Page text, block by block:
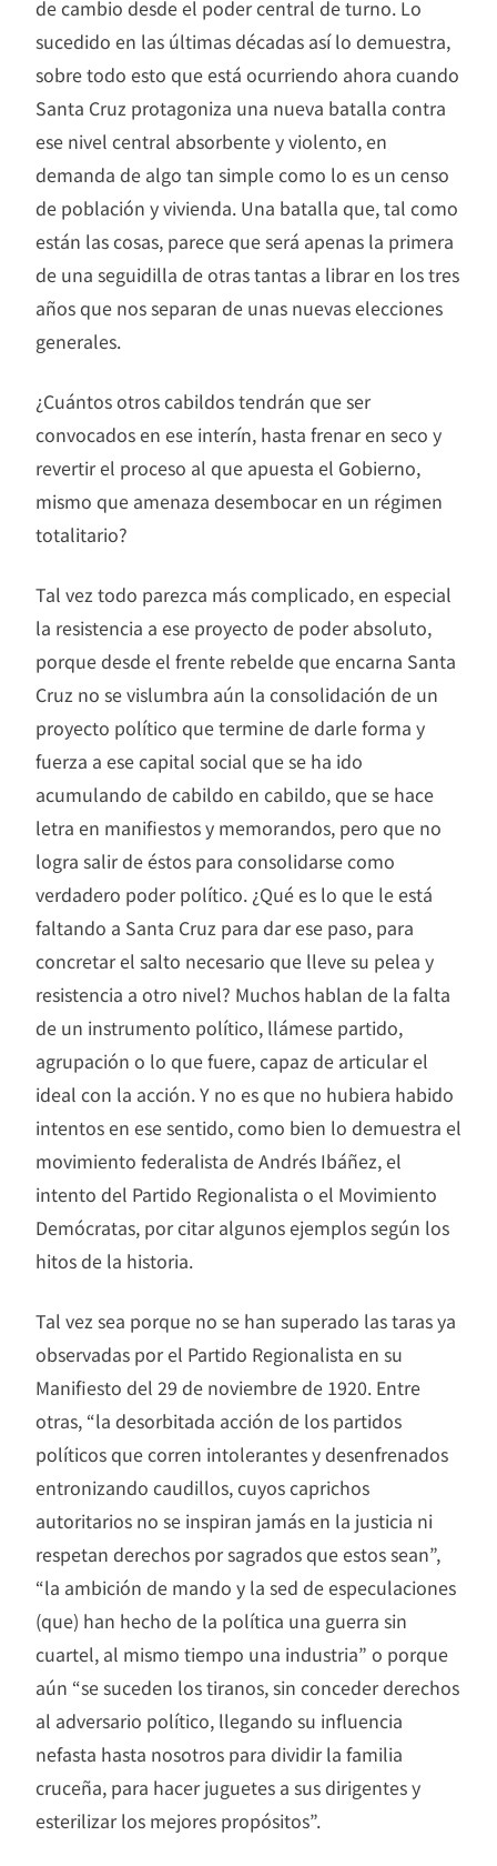
de cambio desde el poder central de turno. Lo
sucedido en las últimas décadas así lo demuestra,
sobre todo esto que está ocurriendo ahora cuando
Santa Cruz protagoniza una nueva batalla contra
ese nivel central absorbente y violento, en
demanda de algo tan simple como lo es un censo
de población y vivienda. Una batalla que, tal como
están las cosas, parece que será apenas la primera
de una seguidilla de otras tantas a librar en los tres
años que nos separan de unas nuevas elecciones
generales.
¿Cuántos otros cabildos tendrán que ser
convocados en ese interín, hasta frenar en seco y
revertir el proceso al que apuesta el Gobierno,
mismo que amenaza desembocar en un régimen
totalitario?
Tal vez todo parezca más complicado, en especial
la resistencia a ese proyecto de poder absoluto,
porque desde el frente rebelde que encarna Santa
Cruz no se vislumbra aún la consolidación de un
proyecto político que termine de darle forma y
fuerza a ese capital social que se ha ido
acumulando de cabildo en cabildo, que se hace
letra en manifiestos y memorandos, pero que no
logra salir de éstos para consolidarse como
verdadero poder político. ¿Qué es lo que le está
faltando a Santa Cruz para dar ese paso, para
concretar el salto necesario que lleve su pelea y
resistencia a otro nivel? Muchos hablan de la falta
de un instrumento político, llámese partido,
agrupación o lo que fuere, capaz de articular el
ideal con la acción. Y no es que no hubiera habido
intentos en ese sentido, como bien lo demuestra el
movimiento federalista de Andrés Ibáñez, el
intento del Partido Regionalista o el Movimiento
Demócratas, por citar algunos ejemplos según los
hitos de la historia.
Tal vez sea porque no se han superado las taras ya
observadas por el Partido Regionalista en su
Manifiesto del 29 de noviembre de 1920. Entre
otras, “la desorbitada acción de los partidos
políticos que corren intolerantes y desenfrenados
entronizando caudillos, cuyos caprichos
autoritarios no se inspiran jamás en la justicia ni
respetan derechos por sagrados que estos sean”,
“la ambición de mando y la sed de especulaciones
(que) han hecho de la política una guerra sin
cuartel, al mismo tiempo una industria” o porque
aún “se suceden los tiranos, sin conceder derechos
al adversario político, llegando su influencia
nefasta hasta nosotros para dividir la familia
cruceña, para hacer juguetes a sus dirigentes y
esterilizar los mejores propósitos”.